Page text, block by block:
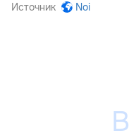
Источник Noi